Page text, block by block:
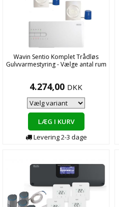
Wavin Sentio Komplet Trådløs
Gulvvarmestyring - Vælge antal rum
4.274,00 DKK
LÆG I KURV
Levering2-3 dage